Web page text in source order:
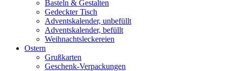
Basteln & Gestalten
Gedeckter Tisch
Adventskalender, unbefüllt
Adventskalender, befüllt
Weihnachtsleckereien
Ostern
Grußkarten
Geschenk-Verpackungen